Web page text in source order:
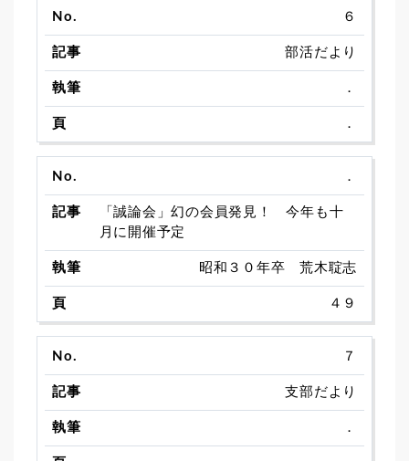
６
部活だより
．
．
．
「誠論会」幻の会員発見！ 今年も十
月に開催予定
昭和３０年卒 荒木聢志
４９
７
支部だより
．